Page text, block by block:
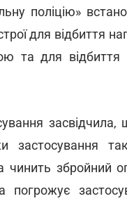
поліцію»
для відбиття
та для
застосування
збройний
погрожує